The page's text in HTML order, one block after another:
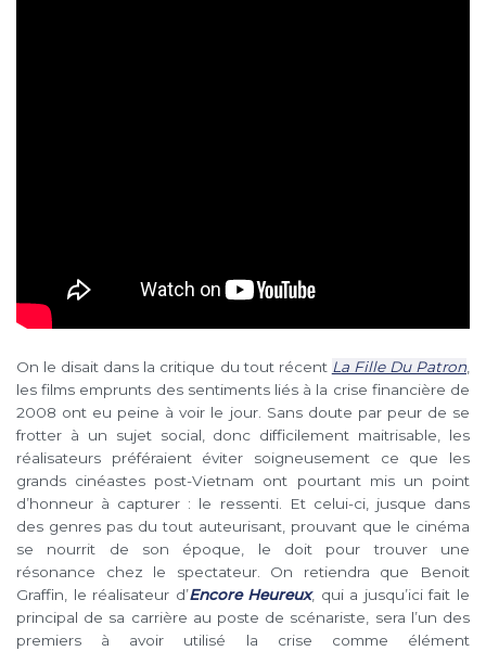
On le disait dans la critique du tout récent La Fille Du Patron,
les films emprunts des sentiments liés à la crise financière de
2008 ont eu peine à voir le jour. Sans doute par peur de se
frotter à un sujet social, donc difficilement maitrisable, les
réalisateurs préféraient éviter soigneusement ce que les
grands cinéastes post-Vietnam ont pourtant mis un point
d’honneur à capturer : le ressenti. Et celui-ci, jusque dans
des genres pas du tout auteurisant, prouvant que le cinéma
se nourrit de son époque, le doit pour trouver une
résonance chez le spectateur. On retiendra que Benoit
Graffin, le réalisateur d’Encore Heureux, qui a jusqu’ici fait le
principal de sa carrière au poste de scénariste, sera l’un des
premiers à avoir utilisé la crise comme élément